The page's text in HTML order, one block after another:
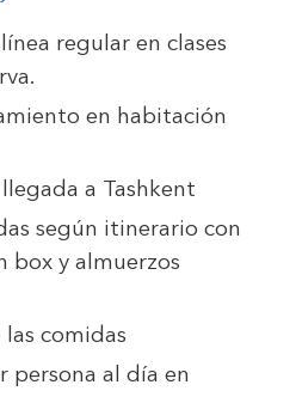
regular en clases
en habitación
a Tashkent
según itinerario con
box y almuerzos
las comidas
persona al día en